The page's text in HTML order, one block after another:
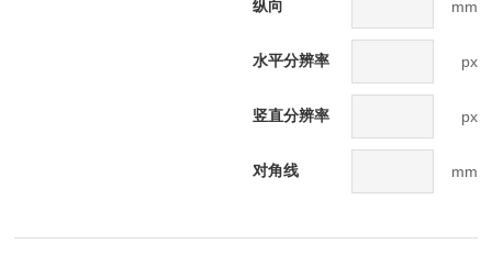
纵向 mm
水平分辨率 px
竖直分辨率 px
对角线 mm